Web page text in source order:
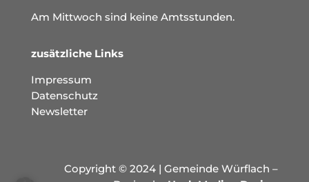
Am Mittwoch sind keine Amtsstunden.
zusätzliche Links
Impressum
Datenschutz
Newsletter
Copyright © 2024 | Gemeinde Würflach –